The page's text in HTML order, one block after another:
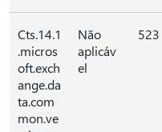
Cts.14.1
.micros
oft.exch
ange.da
ta.com
mon.ve
Não
aplicáv
el
523